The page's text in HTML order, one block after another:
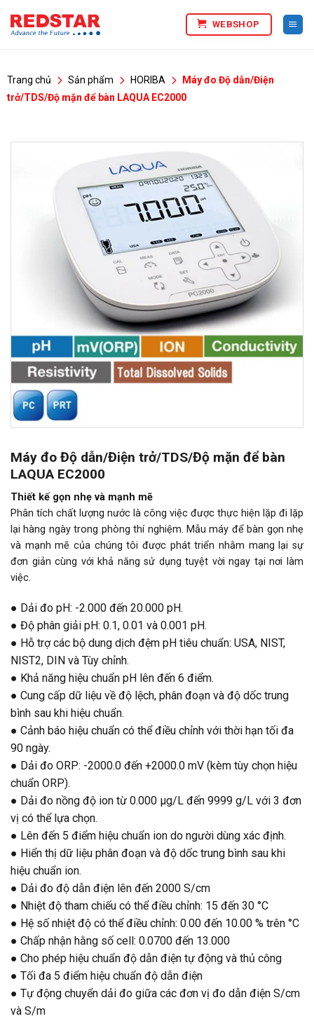
qua
WEBSHOP
Trang chủ Sản phẩm HORIBA
Máy đo Độ dẫn/Điện
trở/TDS/Độ mặn để bàn LAQUA EC2000
Máy đo Độ dẫn/Điện trở/TDS/Độ mặn để bàn
LAQUA EC2000
Thiết kế gọn nhẹ và mạnh mẽ
Phân tích chất lượng nước là công việc được thực hiện lặp đi lặp
lại hàng ngày trong phòng thí nghiệm. Mẫu máy để bàn gọn nhẹ
và mạnh mẽ của chúng tôi được phát triển nhằm mang lại sự
đơn giản cùng với khả năng sử dụng tuyệt vời ngay tại nơi làm
việc.
● Dải đo pH: -2.000 đến 20.000 pH.
● Độ phân giải pH: 0.1, 0.01 và 0.001 pH.
● Hỗ trợ các bộ dung dịch đệm pH tiêu chuẩn: USA, NIST,
NIST2, DIN và Tùy chỉnh.
● Khả năng hiệu chuẩn pH lên đến 6 điểm.
● Cung cấp dữ liệu về độ lệch, phân đoạn và độ dốc trung
bình sau khi hiệu chuẩn.
● Cảnh báo hiệu chuẩn có thể điều chỉnh với thời hạn tối đa
90 ngày.
● Dải đo ORP: -2000.0 đến +2000.0 mV (kèm tùy chọn hiệu
chuẩn ORP).
● Dải đo nồng độ ion từ 0.000 μg/L đến 9999 g/L với 3 đơn
vị có thể lựa chọn.
● Lên đến 5 điểm hiệu chuẩn ion do người dùng xác định.
● Hiển thị dữ liệu phân đoạn và độ dốc trung bình sau khi
hiệu chuẩn ion.
● Dải đo độ dẫn điện lên đến 2000 S/cm
● Nhiệt độ tham chiếu có thể điều chỉnh: 15 đến 30 °C
● Hệ số nhiệt độ có thể điều chỉnh: 0.00 đến 10.00 % trên °C
● Chấp nhận hằng số cell: 0.0700 đến 13.000
● Cho phép hiệu chuẩn độ dẫn điện tự động và thủ công
● Tối đa 5 điểm hiệu chuẩn độ dẫn điện
● Tự động chuyển dải đo giữa các đơn vị đo dẫn điện S/cm
và S/m